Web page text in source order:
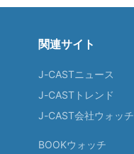
関連サイト
J-CASTニュース
J-CASTトレンド
J-CAST会社ウォッチ
BOOKウォッチ